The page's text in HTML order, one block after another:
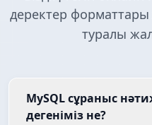
деректер форматтары
туралы
MySQL сұраныс
дегеніміз не?